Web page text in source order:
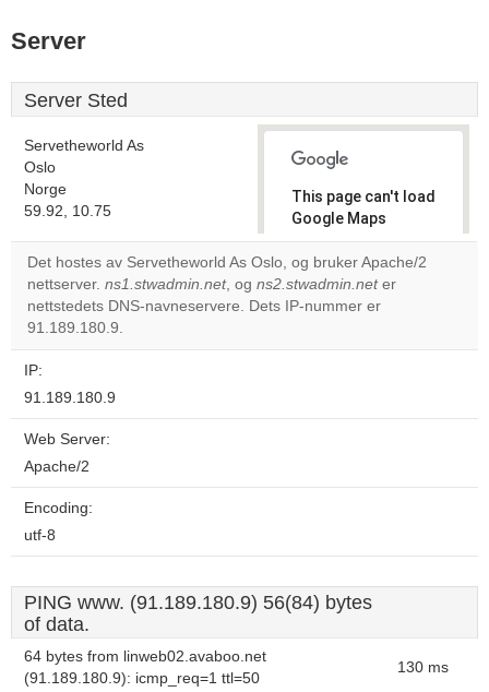
Server
Server Sted
Servetheworld As
Oslo
Norge
59.92, 10.75
This page can't load
Google Maps
correctly.
Do you
own this
Det hostes av Servetheworld As Oslo, og bruker Apache/2
nettserver. ns1.stwadmin.net, og ns2.stwadmin.neter
nettstedets DNS-navneservere. Dets IP-nummer er
91.189.180.9.
IP:
91.189.180.9
Web Server:
Apache/2
Encoding:
utf-8
PING www. (91.189.180.9) 56(84) bytes
of data.
64 bytes from linweb02.avaboo.net
(91.189.180.9): icmp_req=1 ttl=50
130 ms